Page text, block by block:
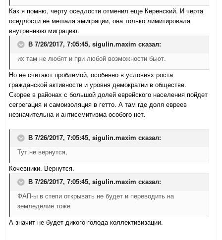
Как я помню, черту оседлости отменил еще Керенский. И черта
оседлости не мешала эмиграции, она только лимитировала
внутреннюю миграцию.
В 7/26/2017, 7:05:45, sigulin.maxim сказал:
их там не любят и при любой возможности бьют.
Но не считают проблемой, особенно в условиях роста
гражданской активности и уровня демократии в обществе.
Скорее в районах с большой долей еврейского населения пойдет
сегрегация и самоизоляция в гетто. А там где доля евреев
незначительна и антисемитизма особого нет.
В 7/26/2017, 7:05:45, sigulin.maxim сказал:
Тут не вернутся,
Кочевники. Вернутся.
В 7/26/2017, 7:05:45, sigulin.maxim сказал:
ФАП-ы в степи открывать не будет и переводить на
земледелие тоже
А значит не будет дикого голода коллективизации.